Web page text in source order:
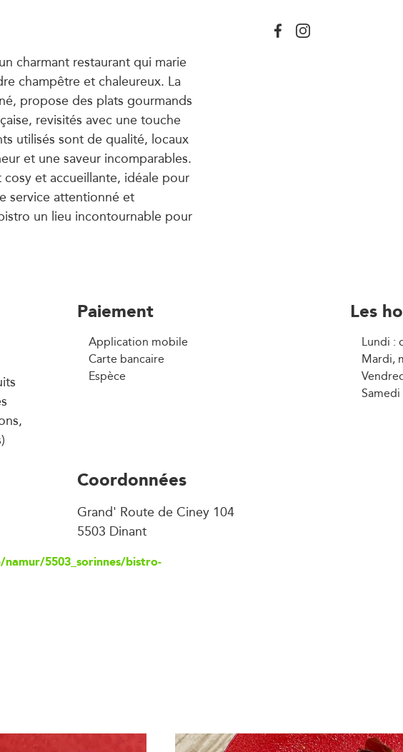
charmant restaurant qui marie
champêtre et chaleureux. La
propose des plats gourmands
revisités avec une touche
utilisés sont de qualité, locaux
et une saveur incomparables.
cosy et accueillante, idéale pour
service attentionné et
un lieu incontournable pour
Paiement
Application mobile
Carte bancaire
Espèce
Les
Lundi :
Mardi,
5503_sorinnes/bistro-
Coordonnées
Grand' Route de Ciney 104
5503 Dinant